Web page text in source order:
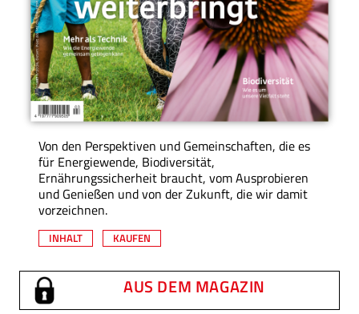
Von den Perspektiven und Gemeinschaften, die es
für Energiewende, Biodiversität,
Ernährungssicherheit braucht, vom Ausprobieren
und Genießen und von der Zukunft, die wir damit
vorzeichnen.
INHALT KAUFEN
AUS DEM MAGAZIN